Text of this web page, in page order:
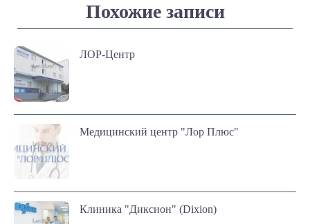
Похожие записи
ЛОР-Центр
Медицинский центр "Лор Плюс"
Клиника "Диксион" (Dixion)